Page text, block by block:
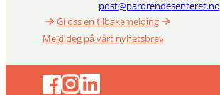
post@parorendesenteret.no
Gi oss en tilbakemelding
Meld deg på vårt nyhetsbrev